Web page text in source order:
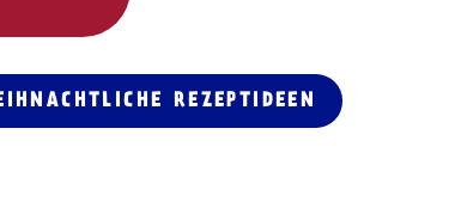
REZEPTIDEEN